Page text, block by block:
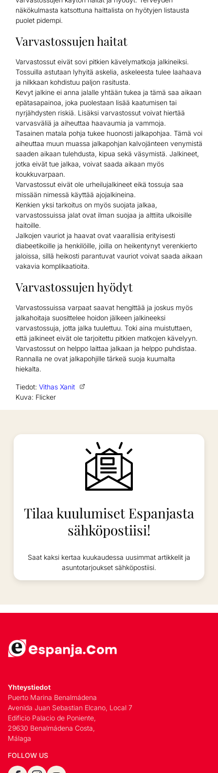
näkökulmasta katsottuna haittalista on hyötyjen listausta
puolet pidempi.
Varvastossujen haitat
Varvastossut eivät sovi pitkien kävelymatkoja jalkineiksi.
Tossuilla astutaan lyhyitä askelia, askeleesta tulee laahaava
ja nilkkaan kohdistuu paljon rasitusta.
Kevyt jalkine ei anna jalalle yhtään tukea ja tämä saa aikaan
epätasapainoa, joka puolestaan lisää kaatumisen tai
nyrjähdysten riskiä. Lisäksi varvastossut voivat hiertää
varvasväliä ja aiheuttaa haavaumia ja vammoja.
Tasainen matala pohja tukee huonosti jalkapohjaa. Tämä voi
aiheuttaa muun muassa jalkapohjan kalvojänteen venymistä
saaden aikaan tulehdusta, kipua sekä väsymistä. Jalkineet,
jotka eivät tue jalkaa, voivat saada aikaan myös
koukkuvarpaan.
Varvastossut eivät ole urheilujalkineet eikä tossuja saa
missään nimessä käyttää ajojalkineina.
Kenkien yksi tarkoitus on myös suojata jalkaa,
varvastossuissa jalat ovat ilman suojaa ja alttiita ulkoisille
haitoille.
Jalkojen vauriot ja haavat ovat vaarallisia erityisesti
diabeetikoille ja henkilöille, joilla on heikentynyt verenkierto
jaloissa, sillä heikosti parantuvat vauriot voivat saada aikaan
vakavia komplikaatioita.
Varvastossujen hyödyt
Varvastossuissa varpaat saavat hengittää ja joskus myös
jalkahoitaja suosittelee hoidon jälkeen jalkineeksi
varvastossuja, jotta jalka tuulettuu. Toki aina muistuttaen,
että jalkineet eivät ole tarjoitettu pitkien matkojen kävelyyn.
Varvastossut on helppo laittaa jalkaan ja helppo puhdistaa.
Rannalla ne ovat jalkapohjille tärkeä suoja kuumalta
hiekalta.
Tiedot: Vithas Xanit
Kuva: Flicker
Tilaa kuulumiset Espanjasta
sähköpostiisi!
Saat kaksi kertaa kuukaudessa uusimmat artikkelit ja
asuntotarjoukset sähköpostiisi.
Yhteystiedot
Puerto Marina Benalmádena
Avenida Juan Sebastian Elcano, Local 7
Edificio Palacio de Poniente,
29630 Benalmádena Costa,
Málaga
FOLLOW US